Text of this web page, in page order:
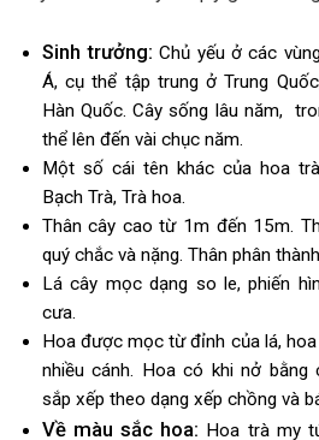
Sinh trưởng: Chủ yếu ở các
Á, cụ thể tập trung ở Trung
Hàn Quốc. Cây sống lâu năm,
thể lên đến vài chục năm.
Một số cái tên khác của hoa
Bạch Trà, Trà hoa.
Thân cây cao từ 1m đến 15m.
quý chắc và nặng. Thân phân
Lá cây mọc dạng so le, phiến
cưa.
Hoa được mọc từ đỉnh của lá,
nhiều cánh. Hoa có khi nở bằng
sắp xếp theo dạng xếp chồng và
Về màu sắc hoa: Hoa trà my